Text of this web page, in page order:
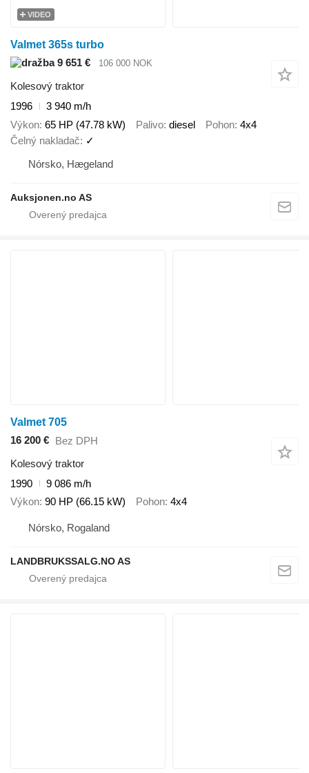
VIDEO
Valmet 365s turbo
9 651 €
106 000 NOK
Kolesový traktor
1996
3 940 m/h
Výkon 65 HP (47.78 kW) Palivo diesel Pohon 4x4
Čelný nakladač
✓
Nórsko, Hægeland
Auksjonen.no AS
Valmet 705
16 200 € Bez DPH
Kolesový traktor
1990
9 086 m/h
Výkon 90 HP (66.15 kW) Pohon 4x4
Nórsko, Rogaland
LANDBRUKSSALG.NO AS